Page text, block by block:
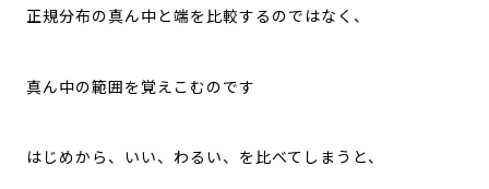
正規分布の真ん中と端を比較するのではなく、
真ん中の範囲を覚えこむのです
はじめから、いい、わるい、を比べてしまうと、